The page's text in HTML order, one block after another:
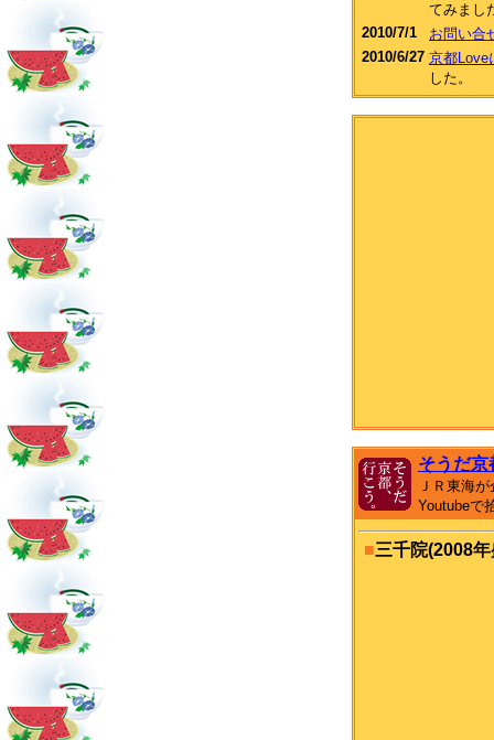
てみまし
2010/7/1
お問い合
2010/6/27 京都Love
した。
そうだ京
ＪＲ東海
Youtubeで
■三千院(2008